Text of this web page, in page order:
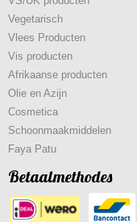
Vegetarisch
Vlees Producten
Vis producten
Afrikaanse producten
Olie en Azijn
Cosmetica
Schoonmaakmiddelen
Faya Patu
Betaalmethodes